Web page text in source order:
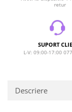
retur
SUPORT
L-V: 09:00-17:00
Descriere